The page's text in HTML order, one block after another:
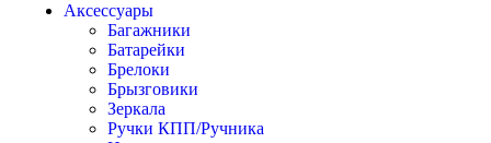
Аксессуары
Багажники
Батарейки
Брелоки
Брызговики
Зеркала
Ручки КПП/Ручника